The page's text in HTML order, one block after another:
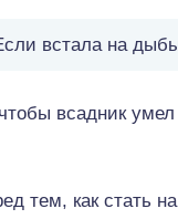
встала на
всадник
тем, как стать